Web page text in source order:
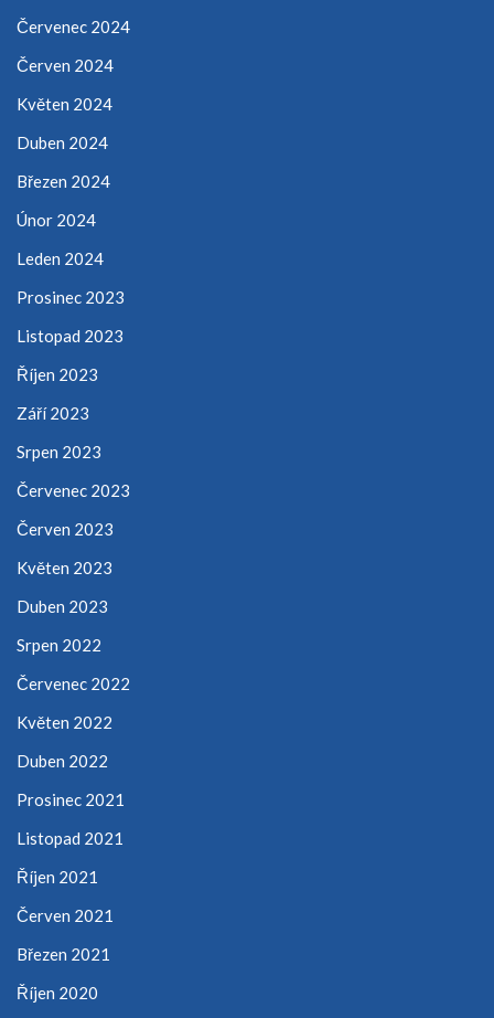
Červenec 2024
Červen 2024
Květen 2024
Duben 2024
Březen 2024
Únor 2024
Leden 2024
Prosinec 2023
Listopad 2023
Říjen 2023
Září 2023
Srpen 2023
Červenec 2023
Červen 2023
Květen 2023
Duben 2023
Srpen 2022
Červenec 2022
Květen 2022
Duben 2022
Prosinec 2021
Listopad 2021
Říjen 2021
Červen 2021
Březen 2021
Říjen 2020